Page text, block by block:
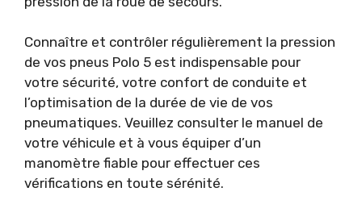
Connaître et contrôler régulièrement la pression
de vos pneus Polo 5 est indispensable pour
votre sécurité, votre confort de conduite et
l’optimisation de la durée de vie de vos
pneumatiques. Veuillez consulter le manuel de
votre véhicule et à vous équiper d’un
manomètre fiable pour effectuer ces
vérifications en toute sérénité.